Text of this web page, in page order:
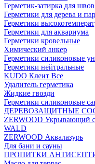
Герметик-затирка для швов
Герметики для дерева и
Герметики
Герметики для аквариума
Герметики кровельные
Химический анкер
Герметики силиконовые
Герметики нейтральные
KUDO Клеит Все
Удалитель герметика
Жидкие гвозди
Герметики силиконовые
ДЕРЕВОЗАЩИТНЫЕ
ZERWOOD Укрывающий
WALD
ZERWOOD Аквалазурь
Для бани и сауны
ПРОПИТКИ